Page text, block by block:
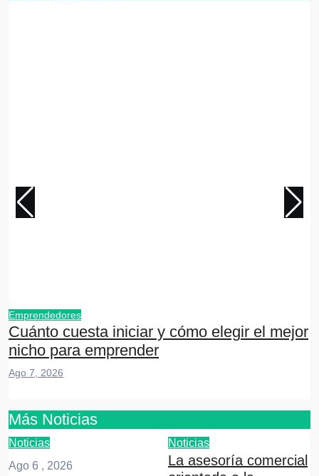
Emprendedores
Cuánto cuesta iniciar y cómo elegir el mejor
nicho para emprender
Ago 7, 2026
Más Noticias
Noticias
Ago 6 , 2026
Noticias
La asesoría comercial